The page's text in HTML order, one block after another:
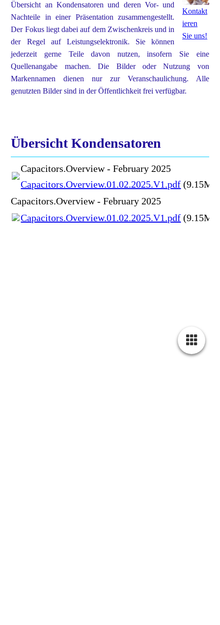
Kontakt
ieren
Sie uns!
Übersicht an Kondensatoren und deren Vor- und
Nachteile in einer Präsentation zusammengestellt.
Der Fokus liegt dabei auf dem Zwischenkreis und in
der Regel auf Leistungselektronik. Sie können
jederzeit gerne Teile davon nutzen, insofern Sie eine
Quellenangabe machen. Die Bilder oder Nutzung von
Markennamen dienen nur zur Veranschaulichung. Alle
genutzten Bilder sind in der Öffentlichkeit frei verfügbar.
Übersicht Kondensatoren
Capacitors.Overview - February 2025
Capacitors.Overview.01.02.2025.V1.pdf
Capacitors.Overview - February 2025
Capacitors.Overview.01.02.2025.V1.pdf